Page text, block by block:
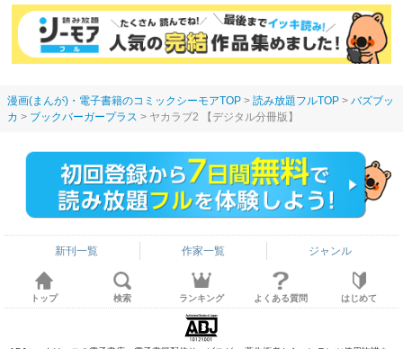
漫画(まんが)・電子書籍のコミックシーモアTOP 読み放題フルTOP
バズブッ
カ
ブックバーガープラス ヤカラブ2 【デジタル分冊版】
新刊一覧 作家一覧 ジャンル
トップ 検索 ランキング よくある質問 はじめて